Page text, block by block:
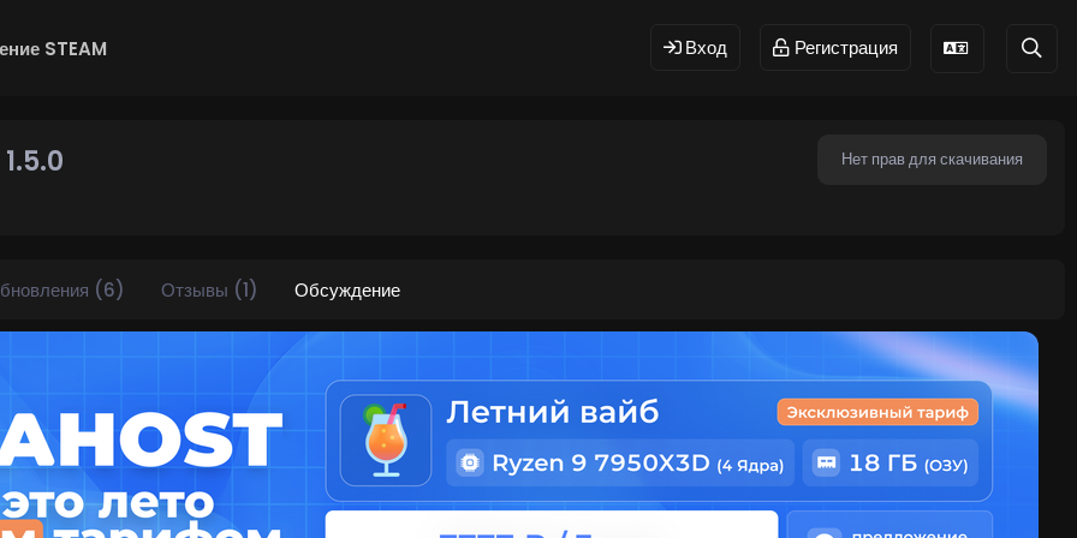
STEAM Вход Регистрация
1.5.0
Нет прав для скачивания
(6) Отзывы (1) Обсуждение